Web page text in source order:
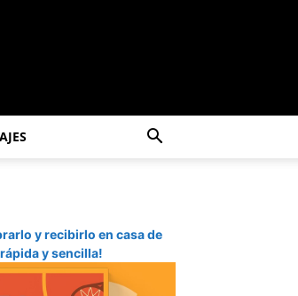
y recibirlo en casa de
y sencilla!